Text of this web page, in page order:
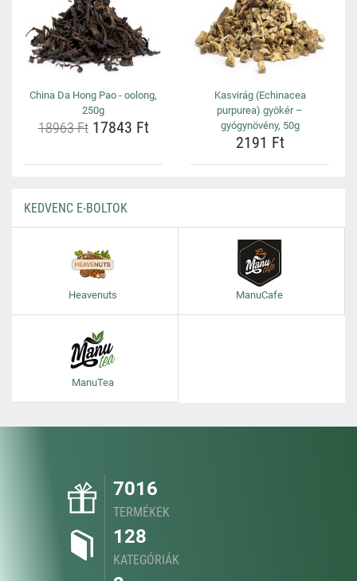
China Da Hong Pao - oolong,
250g
18963 Ft17843 Ft
Kasvirág (Echinacea
purpurea) gyökér –
gyógynövény, 50g
2191 Ft
KEDVENC E-BOLTOK
Heavenuts ManuCafe
ManuTea
7016
TERMÉKEK
128
KATEGÓRIÁK